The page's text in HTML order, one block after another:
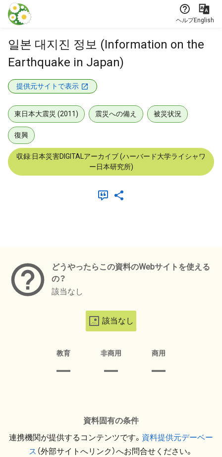
本文に飛ぶ
ヘルプEnglish
일본 대지진 정보 (Information on the
Earthquake in Japan)
提供元サイトで表示
東日本大震災 (2011) 震災への備え 被災状況
復興
収録:日本災害DIGITALアーカイブ (ハーバード大学ライシャワ
ー日本研究所)
どうやったらこの資料のWebサイトを使える
の？
該当なし
該当なし
教育 非商用 商用
資料固有の条件
連携機関が提供するコンテンツです。 資料提供元デーベー
ス （外部サイトへリンク）へお問合せください。